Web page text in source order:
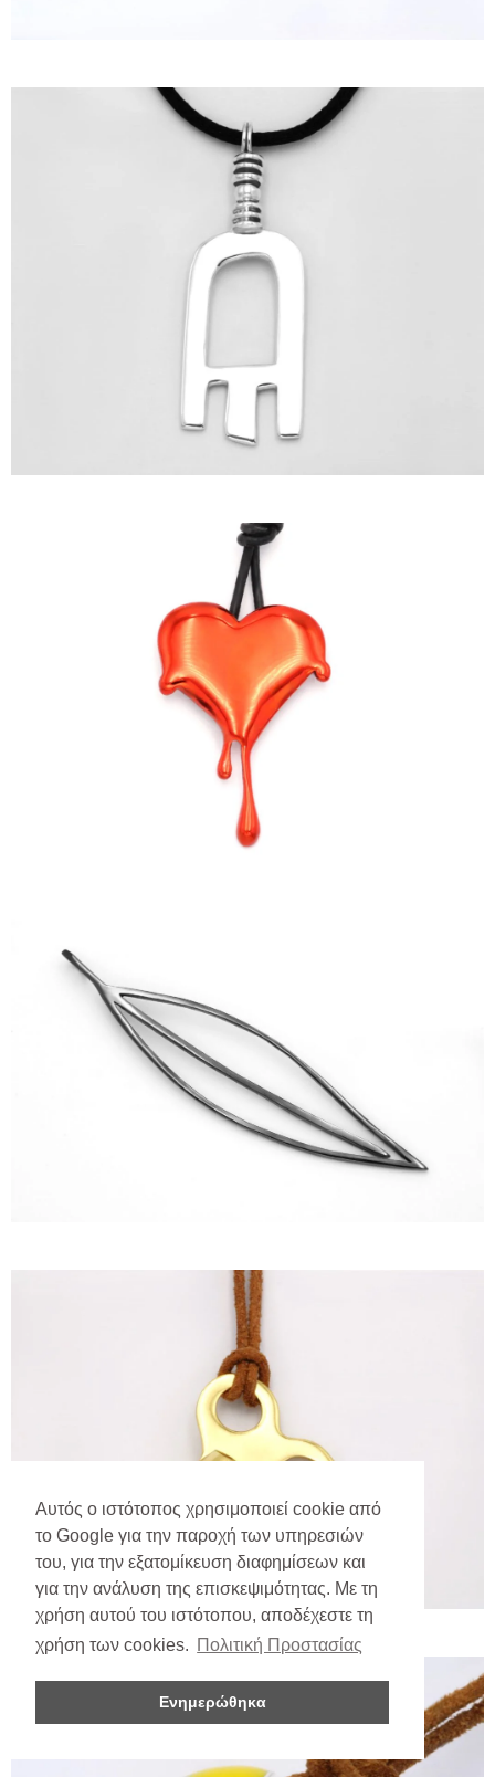
Αυτός ο ιστότοπος χρησιμοποιεί cookie από
το Google για την παροχή των υπηρεσιών
του, για την εξατομίκευση διαφημίσεων και
για την ανάλυση της επισκεψιμότητας. Με τη
χρήση αυτού του ιστότοπου, αποδέχεστε τη
χρήση των cookies. Πολιτική Προστασίας
Ενημερώθηκα